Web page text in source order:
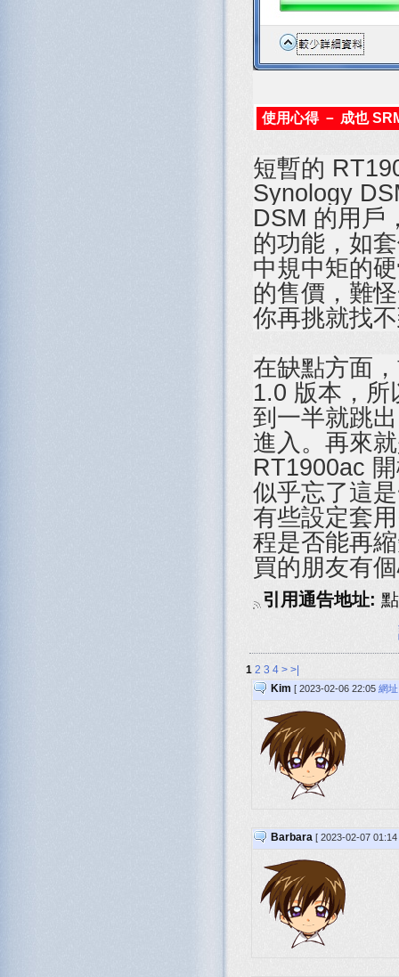
使用心得 － 成也
短暫的
Synology
DSM 的用戶
的功能，如
中規中矩的
的售價，難
你再挑就找
在缺點方面
1.0 版本，所
到一半就跳
進入。再來
RT1900ac
似乎忘了這
有些設定套
程是否能再
買的朋友有
引用通告地址:
1 2 3 4 > >|
Kim [ 2023-02-06 22:05 網址
Barbara [ 2023-02-07 01:14